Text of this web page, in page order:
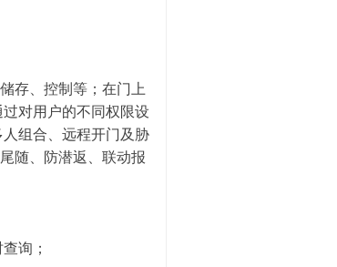
存、控制等；在门上
对用户的不同权限设
组合、远程开门及胁
随、防潜返、联动报
询；